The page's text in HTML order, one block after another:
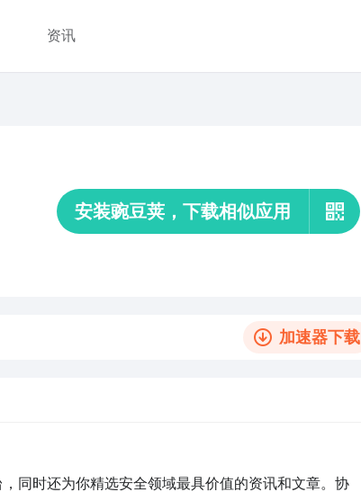
资讯
安装豌豆荚，下载相似应用
加速器下载
同时还为你精选安全领域最具价值的资讯和文章。协